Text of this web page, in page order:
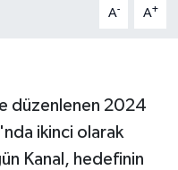
A- A+
düzenlenen 2024
ikinci olarak
Kanal, hedefinin